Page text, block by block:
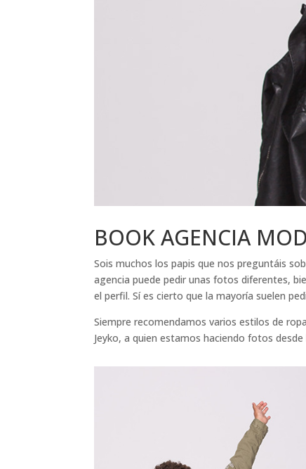
BOOK AGENCIA
Sois muchos los papis que nos preguntáis
agencia puede pedir unas fotos diferentes,
el perfil. Sí es cierto que la mayoría suelen
Siempre recomendamos varios estilos de
Jeyko, a quien estamos haciendo fotos